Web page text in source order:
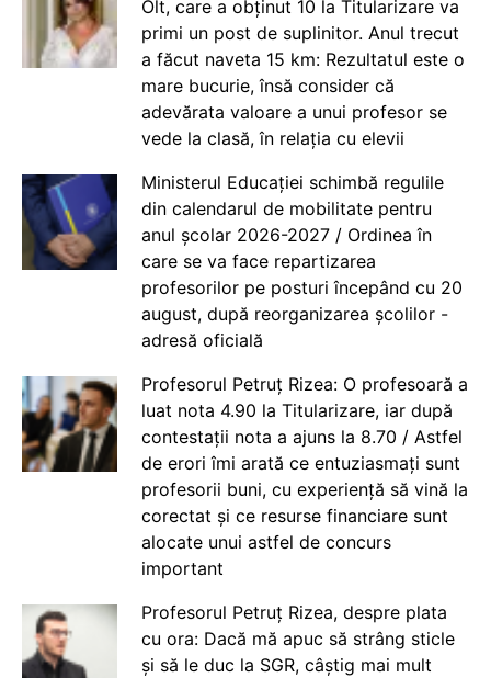
Olt, care a obținut 10 la Titularizare va
primi un post de suplinitor. Anul trecut
a făcut naveta 15 km: Rezultatul este o
mare bucurie, însă consider că
adevărata valoare a unui profesor se
vede la clasă, în relația cu elevii
Ministerul Educației schimbă regulile
din calendarul de mobilitate pentru
anul școlar 2026-2027 / Ordinea în
care se va face repartizarea
profesorilor pe posturi începând cu 20
august, după reorganizarea școlilor -
adresă oficială
Profesorul Petruț Rizea: O profesoară a
luat nota 4.90 la Titularizare, iar după
contestații nota a ajuns la 8.70 / Astfel
de erori îmi arată ce entuziasmați sunt
profesorii buni, cu experiență să vină la
corectat și ce resurse financiare sunt
alocate unui astfel de concurs
important
Profesorul Petruț Rizea, despre plata
cu ora: Dacă mă apuc să strâng sticle
și să le duc la SGR, câștig mai mult